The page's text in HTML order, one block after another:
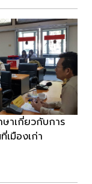
ษาเกี่ยวกับการ
เมืองเก่า